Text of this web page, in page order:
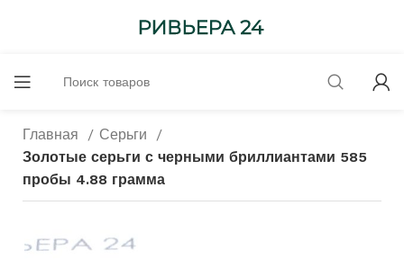
Главная
Серьги
Золотые серьги с черными бриллиантами 585
пробы 4.88 грамма